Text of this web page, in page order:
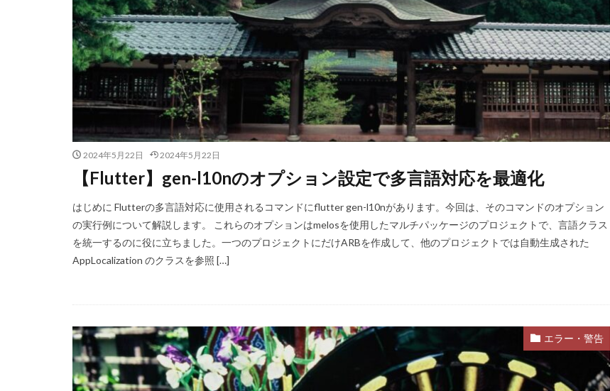
2024年5月22日 2024年5月22日
【Flutter】gen-l10nのオプション設定で多言語対応を最適化
はじめに Flutterの多言語対応に使用されるコマンドにflutter gen-l10nがあります。今回は、そのコマンドのオプション
の実行例について解説します。 これらのオプションはmelosを使用したマルチパッケージのプロジェクトで、言語クラス
を統一するのに役に立ちました。一つのプロジェクトにだけARBを作成して、他のプロジェクトでは自動生成された
AppLocalization のクラスを参照 […]
エラー・警告